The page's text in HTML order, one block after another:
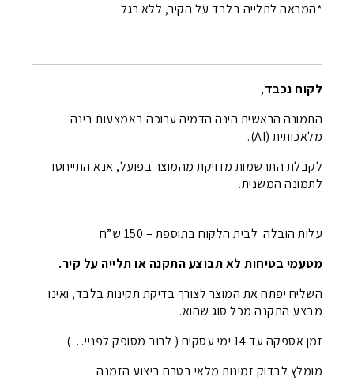
*המראה לתלייה בלבד על הקיר, ללא רגל
לקוח נכבד,
התמונה הראשית הינה הדמיה ערוכה באמצעות בינה
מלאכותית (AI).
לקבלת התרשמות מדויקת מהמוצר בפועל, אנא התייחסו
לתמונה המשנית.
עלות הובלה לבית הלקוח בתוספת – 150 ש”ח
מטעמי בטיחות לא תבוצע התקנה או תלייה על קיר.
השליח יפתח את המוצר לצורך בדיקת תקינות בלבד, ואינו
מבצע התקנה מכל סוג שהוא.
זמן אספקה עד 14 ימי עסקים ( לרוב מסופק לפניי…)
מומלץ לבדוק זמינות מלאי בטרם ביצוע הזמנה